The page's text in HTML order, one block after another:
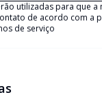
utilizadas para que a
de acordo com a
de serviço